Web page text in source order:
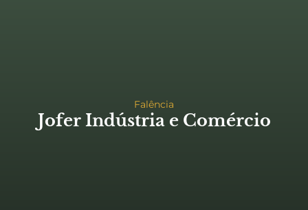
Falência
Jofer Indústria e Comércio